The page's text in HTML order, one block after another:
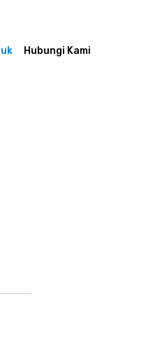
Hubungi Kami